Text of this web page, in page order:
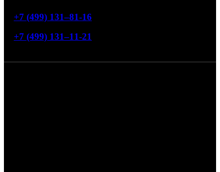
+7 (499) 131–81-16
+7 (499) 131–11-21